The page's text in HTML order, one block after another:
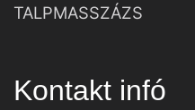
TALPMASSZÁZS
Kontakt infó